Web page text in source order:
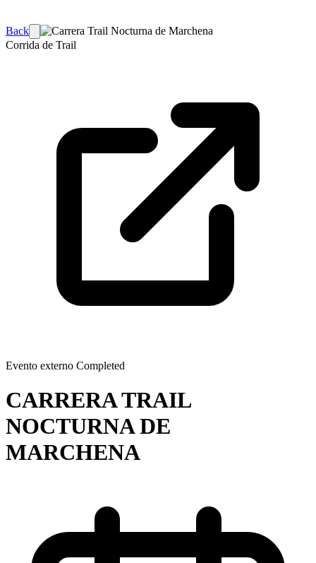
Back
Corrida de Trail
Evento externo Completed
CARRERA TRAIL
NOCTURNA DE
MARCHENA